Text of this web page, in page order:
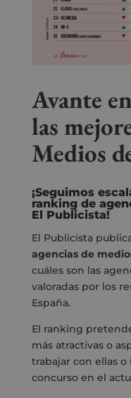
Avante
las
Medios
¡Seguimos
ranking de
El Publicista!
El Publicista
agencias de
cuáles son las
valoradas por los
España.
El ranking
más atractivas o
trabajar con ellas
concurso en el